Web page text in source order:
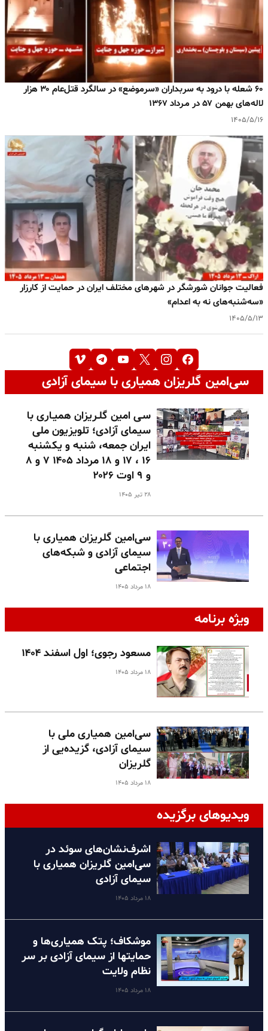
۶۰ شعله با درود به سربداران «سرموضع» در سالگرد قتل‌عام ۳۰ هزار
لاله‌های بهمن ۵۷ در مـرداد ۱۳۶۷
۱۴۰۵/۵/۱۶
فعالیت جوانان شورشگر در شهرهای مختلف ایران در حمایت از کارزار
«سه‌شنبه‌های نه به اعدام»
۱۴۰۵/۵/۱۳
سی‌امین گلریزان همیاری با سیمای آزادی
سـی امین گلـریزان همیـاری با
سیمای آزادی؛ تلویزیون ملی
ایران جمعه، شنبه و یکشنبه
۱۶ ، ۱۷ و ۱۸ مرداد ۱۴۰۵ ۷ و ۸
و ۹ اوت ۲۰۲۶
۲۸ تیر ۱۴۰۵
سی‌امین گلریزان همیاری با
سیمای آزادی و شبکه‌های
اجتماعی
۱۸ مرداد ۱۴۰۵
ویژه برنامه
مسعود رجوی؛ اول اسفند ۱۴۰۴
۱۸ مرداد ۱۴۰۵
سی‌امین همیاری ملی با
سیمای آزادی، گزیده‌یی از
گلریزان
۱۸ مرداد ۱۴۰۵
ویدیوهای برگزیده
اشرف‌نشان‌های سوئد در
سی‌امین گلریزان همیاری با
سیمای آزادی
۱۸ مرداد ۱۴۰۵
موشکاف؛ پتک همیاری‌ها و
حمایتها از سیمای آزادی بر سر
نظام ولایت
۱۸ مرداد ۱۴۰۵